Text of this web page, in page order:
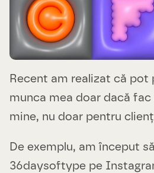
Recent am realizat că pot
munca mea doar dacă
mine, nu doar pentru
De exemplu, am început
36daysoftype pe